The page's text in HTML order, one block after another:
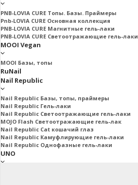
PNB-LOVIA CURE Топы. Базы. Праймеры
Pnb-LOVIA CURE Основная коллекция
PNB-LOVIA CURE Магнитные гель-лаки
PNB-LOVIA CURE Cветоотражающие гель-лаки
MOOI Vegan
MOOI Базы, топы
RuNail
Nail Republic
Nail Republic Базы, топы, праймеры
Nail Republic Гель-лаки
Nail Republic Светоотражающие гель-лаки
MOJO Flash Светоотражающие гель-лак
Nail Republic Cat кошачий глаз
Nail Republic Камуфлирующие гель-лаки
Nail Republic Однофазные гель-лаки
UNO